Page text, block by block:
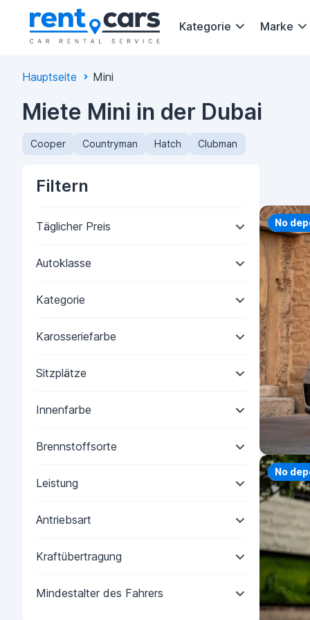
Kategorie Marke
Hauptseite Mini
Miete Mini in der Dubai
Cooper Countryman Hatch Clubman
Filtern
Täglicher Preis
Autoklasse
Kategorie
Karosseriefarbe
Sitzplätze
Innenfarbe
Brennstoffsorte
Leistung
Antriebsart
Kraftübertragung
Mindestalter des Fahrers
No
No